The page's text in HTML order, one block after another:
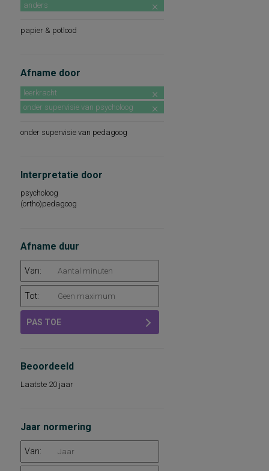
anders
papier & potlood
Afname door
leerkracht
onder supervisie van psycholoog
onder supervisie van pedagoog
Interpretatie door
psycholoog
(ortho)pedagoog
Afname duur
Van:
Tot:
PAS TOE
Beoordeeld
Laatste 20 jaar
Jaar normering
Van: